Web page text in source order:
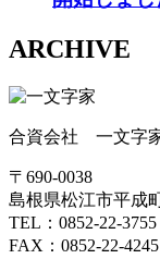
ARCHIVE
合資会社 一文字
〒690-0038
島根県松江市平成
TEL：0852-22-3755
FAX：0852-22-4245